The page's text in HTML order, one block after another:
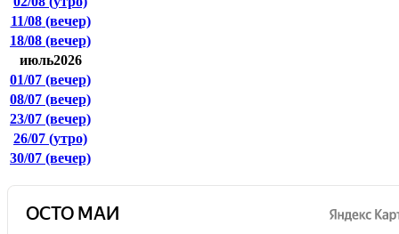
11/08(вечер)
18/08 (вечер)
июль2026
01/07 (вечер)
08/07 (вечер)
23/07 (вечер)
26/07 (утро)
30/07 (вечер)